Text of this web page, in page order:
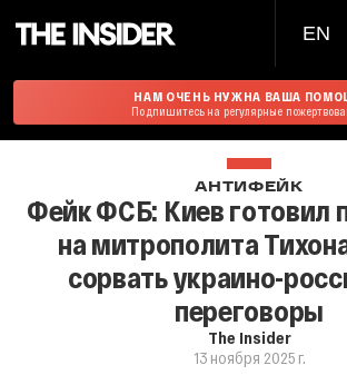
EN
НАМ ОЧЕНЬ НУЖНА ВАША
Подпишитесь на регулярные
АНТИФЕЙК
Фейк ФСБ: Киев готовил
на митрополита
сорвать украино-
переговоры
The Insider
13 ноября 2025 г.